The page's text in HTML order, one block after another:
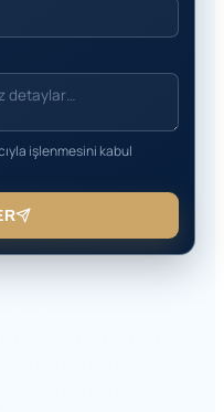
işlenmesini kabul